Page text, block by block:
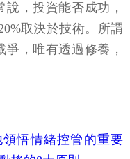
，投資能否成功，
取決於技術。所謂
，唯有透過修養，
悟情緒控管的重要